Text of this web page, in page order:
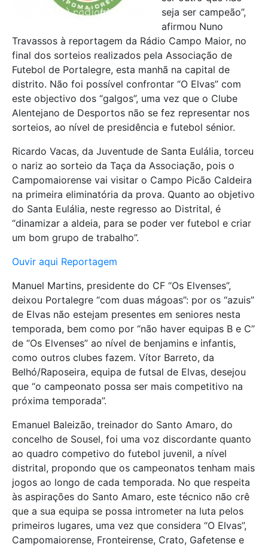
seja ser campeão”,
afirmou Nuno
Travassos à reportagem da Rádio Campo Maior, no
final dos sorteios realizados pela Associação de
Futebol de Portalegre, esta manhã na capital de
distrito. Não foi possível confrontar “O Elvas” com
este objectivo dos “galgos”, uma vez que o Clube
Alentejano de Desportos não se fez representar nos
sorteios, ao nível de presidência e futebol sénior.
Ricardo Vacas, da Juventude de Santa Eulália, torceu
o nariz ao sorteio da Taça da Associação, pois o
Campomaiorense vai visitar o Campo Picão Caldeira
na primeira eliminatória da prova. Quanto ao objetivo
do Santa Eulália, neste regresso ao Distrital, é
“dinamizar a aldeia, para se poder ver futebol e criar
um bom grupo de trabalho”.
Ouvir aqui Reportagem
Manuel Martins, presidente do CF “Os Elvenses”,
deixou Portalegre “com duas mágoas”: por os “azuis”
de Elvas não estejam presentes em seniores nesta
temporada, bem como por “não haver equipas B e C”
de “Os Elvenses” ao nível de benjamins e infantis,
como outros clubes fazem. Vítor Barreto, da
Belhó/Raposeira, equipa de futsal de Elvas, desejou
que “o campeonato possa ser mais competitivo na
próxima temporada”.
Emanuel Baleizão, treinador do Santo Amaro, do
concelho de Sousel, foi uma voz discordante quanto
ao quadro competivo do futebol juvenil, a nível
distrital, propondo que os campeonatos tenham mais
jogos ao longo de cada temporada. No que respeita
às aspirações do Santo Amaro, este técnico não crê
que a sua equipa se possa intrometer na luta pelos
primeiros lugares, uma vez que considera “O Elvas”,
Campomaiorense, Fronteirense, Crato, Gafetense e